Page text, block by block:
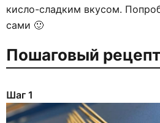
кисло-сладким вкусом.
сами 🙂
Пошаговый рецепт
Шаг 1